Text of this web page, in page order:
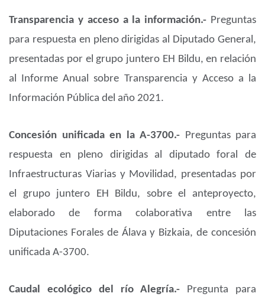
Transparencia y acceso a la información.- Preguntas
para respuesta en pleno dirigidas al Diputado General,
presentadas por el grupo juntero EH Bildu, en relación
al Informe Anual sobre Transparencia y Acceso a la
Información Pública del año 2021.
Concesión unificada en la A-3700.- Preguntas para
respuesta en pleno dirigidas al diputado foral de
Infraestructuras Viarias y Movilidad, presentadas por
el grupo juntero EH Bildu, sobre el anteproyecto,
elaborado de forma colaborativa entre las
Diputaciones Forales de Álava y Bizkaia, de concesión
unificada A-3700.
Caudal ecológico del río Alegría.- Pregunta para